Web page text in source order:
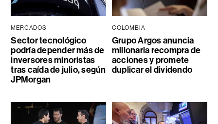
MERCADOS
Sector tecnológico
podría depender más de
inversores minoristas
tras caída de julio, según
JPMorgan
COLOMBIA
Grupo Argos anuncia
millonaria recompra de
acciones y promete
duplicar el dividendo